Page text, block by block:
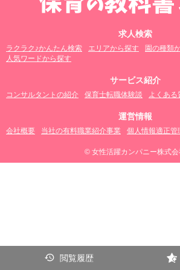
求人検索
ラクラク♪かんたん検索 エリアから探す
園の種類
人気ワードから探す
サービス紹介
コンサルタントの紹介 保育士転職体験談 よくある
運営情報
会社概要 当社の有料職業紹介事業 個人情報適正管
© 女性活躍カンパニー株式会
閲覧履歴